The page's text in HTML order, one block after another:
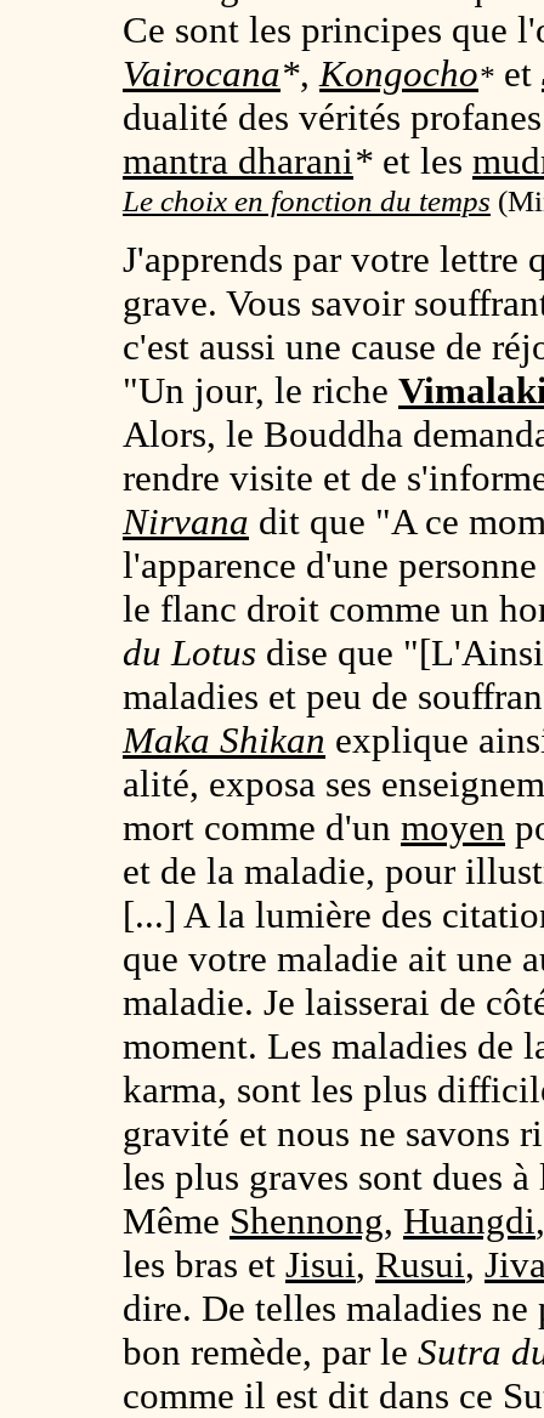
Ce sont les principes que
Vairocana*,Kongocho* et
dualité des vérités
mantra dharani* et les
Le choix en fonction du temps
J'apprends par votre lettre
grave. Vous savoir
c'est aussi une cause de
"Un jour, le riche
Alors, le Bouddha
rendre visite et de
Nirvana dit que "A ce
l'apparence d'une
le flanc droit comme un
du Lotus dise que
maladies et peu de
Maka Shikan explique
alité, exposa ses
mort comme d'un moyen
et de la maladie, pour
[...] A la lumière des
que votre maladie ait une
maladie. Je laisserai de
moment. Les maladies de
karma, sont les plus
gravité et nous ne savons
les plus graves sont dues
Même Shennong, Huangdi
les bras et Jisui, Rusui,
dire. De telles maladies ne
bon remède, par le Sutra
comme il est dit dans ce